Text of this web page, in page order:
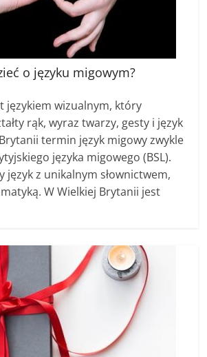
o języku migowym?
językiem wizualnym, który
rąk, wyraz twarzy, gesty i język
termin język migowy zwykle
języka migowego (BSL).
język z unikalnym słownictwem,
W Wielkiej Brytanii jest